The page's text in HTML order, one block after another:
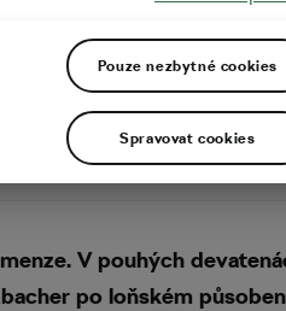
V pouhých
po loňském
Pouze nezbytné cookies
Spravovat cookies